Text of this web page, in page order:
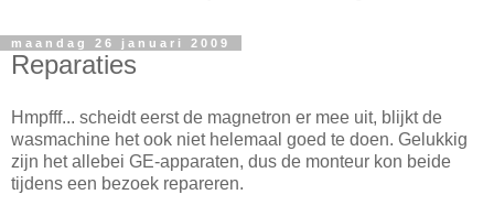
maandag 26 januari 2009
Reparaties
Hmpfff... scheidt eerst de magnetron er mee uit, blijkt de
wasmachine het ook niet helemaal goed te doen. Gelukkig
zijn het allebei GE-apparaten, dus de monteur kon beide
tijdens een bezoek repareren.